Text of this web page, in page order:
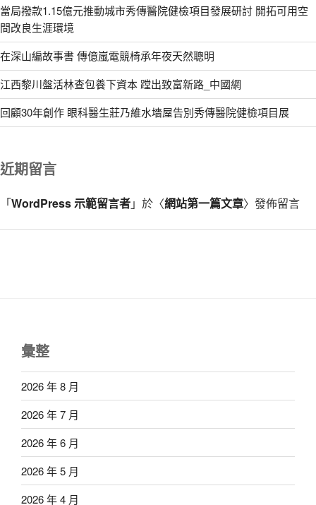
當局撥款1.15億元推動城市秀傳醫院健檢項目發展研討 開拓可用空
間改良生涯環境
在深山編故事書 傳億嵐電競椅承年夜天然聰明
江西黎川盤活林查包養下資本 蹚出致富新路_中國網
回顧30年創作 眼科醫生莊乃維水墻屋告別秀傳醫院健檢項目展
近期留言
「WordPress 示範留言者」於〈網站第一篇文章〉發佈留言
彙整
2026 年 8 月
2026 年 7 月
2026 年 6 月
2026 年 5 月
2026 年 4 月